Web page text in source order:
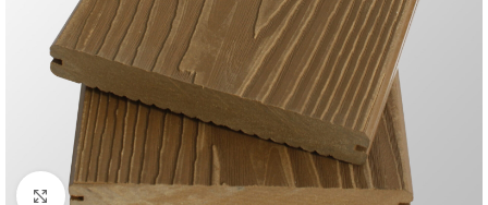
Click to enlarge